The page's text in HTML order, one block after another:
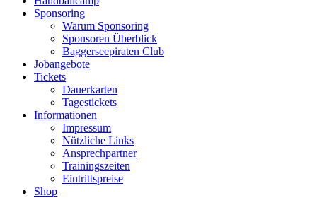
Sponsoring
Warum Sponsoring
Sponsoren Überblick
Baggerseepiraten Club
Jobangebote
Tickets
Dauerkarten
Tagestickets
Informationen
Impressum
Nützliche Links
Ansprechpartner
Trainingszeiten
Eintrittspreise
Shop